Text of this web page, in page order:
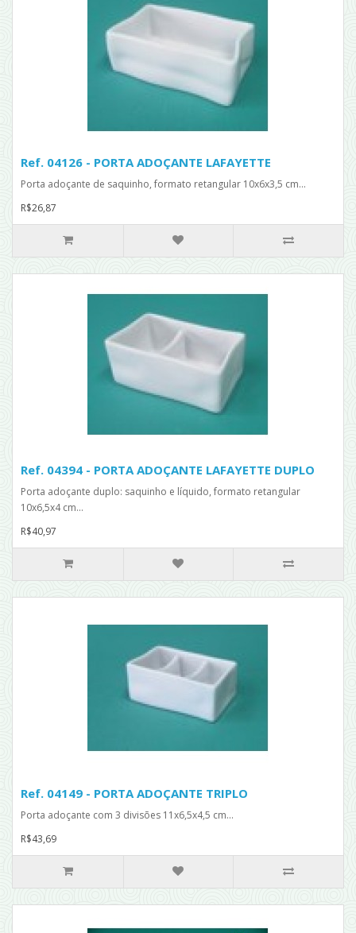
Ref. 04126 - PORTA ADOÇANTE LAFAYETTE
Porta adoçante de saquinho, formato retangular 10x6x3,5 cm...
R$26,87
Ref. 04394 - PORTA ADOÇANTE LAFAYETTE DUPLO
Porta adoçante duplo: saquinho e líquido, formato retangular
10x6,5x4 cm...
R$40,97
Ref. 04149 - PORTA ADOÇANTE TRIPLO
Porta adoçante com 3 divisões 11x6,5x4,5 cm...
R$43,69